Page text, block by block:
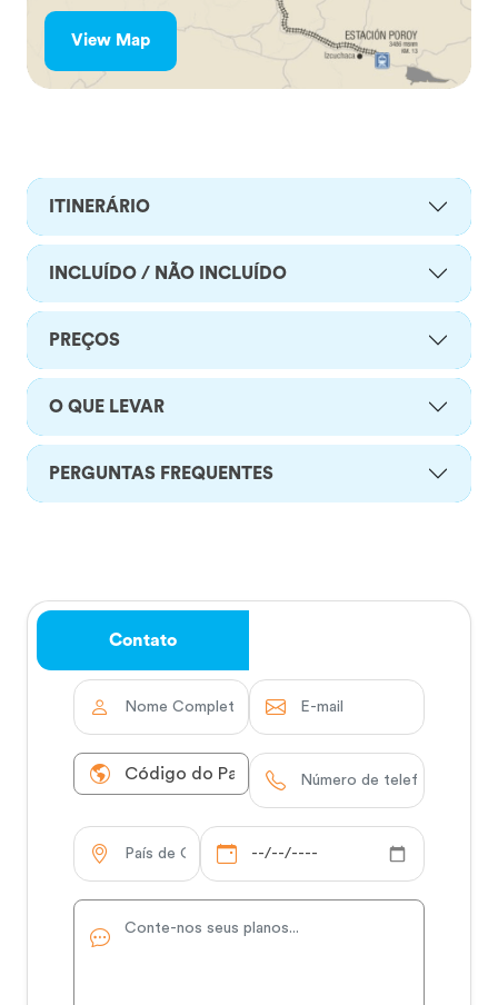
View Map
ITINERÁRIO
INCLUÍDO / NÃO INCLUÍDO
PREÇOS
O QUE LEVAR
PERGUNTAS FREQUENTES
Contato